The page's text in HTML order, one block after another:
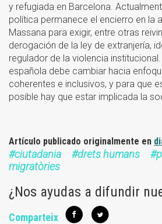
y refugiada en Barcelona.
política permanece el encierro en la
Massana para exigir, entre otras
derogación de la ley de extranjería,
regulador de la violencia
española debe cambiar hacia
coherentes e inclusivos, y para que
posible hay que estar implicada la
Artículo publicado originalmente en
ciutadania drets humans
migratòries
¿Nos ayudas a difundir
Comparteix